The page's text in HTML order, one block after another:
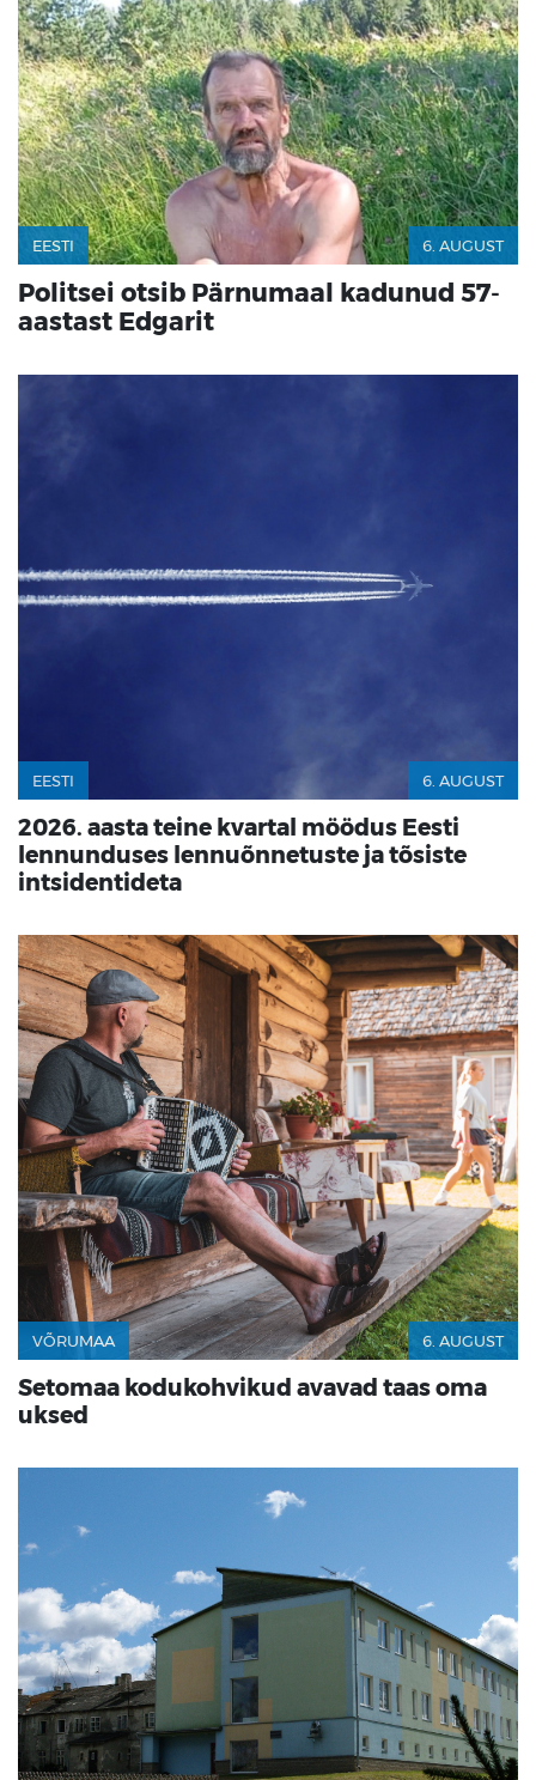
EESTI 6. AUGUST
Politsei otsib Pärnumaal kadunud 57-
aastast Edgarit
EESTI 6. AUGUST
2026. aasta teine kvartal möödus Eesti
lennunduses lennuõnnetuste ja tõsiste
intsidentideta
VÕRUMAA 6. AUGUST
Setomaa kodukohvikud avavad taas oma
uksed